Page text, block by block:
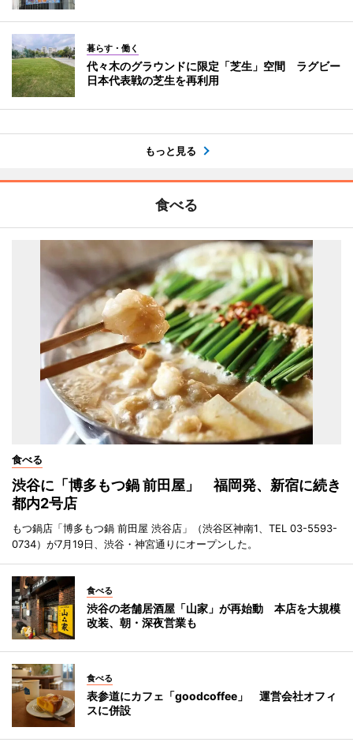
暮らす・働く
代々木のグラウンドに限定「芝生」空間 ラグビー
日本代表戦の芝生を再利用
もっと見る
食べる
食べる
渋谷に「博多もつ鍋 前田屋」 福岡発、新宿に続き
都内2号店
もつ鍋店「博多もつ鍋 前田屋 渋谷店」（渋谷区神南1、TEL 03-5593-
0734）が7月19日、渋谷・神宮通りにオープンした。
食べる
渋谷の老舗居酒屋「山家」が再始動 本店を大規模
改装、朝・深夜営業も
食べる
表参道にカフェ「goodcoffee」 運営会社オフィ
スに併設